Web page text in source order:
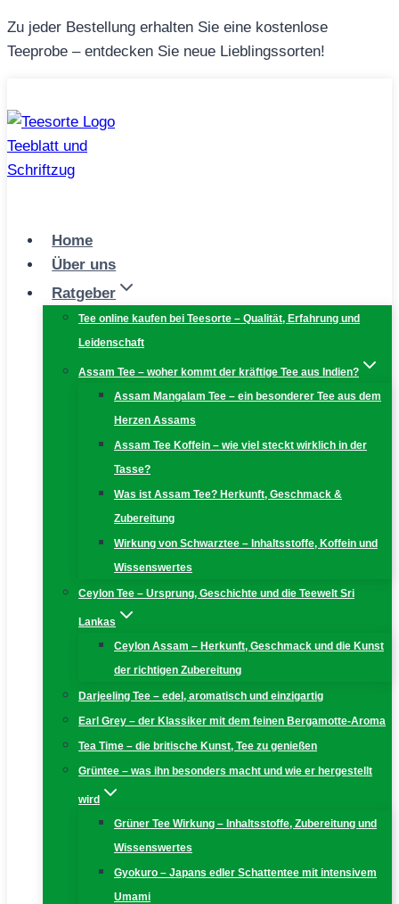
Zum
Inhalt
Zu jeder Bestellung erhalten Sie eine kostenlose
Teeprobe – entdecken Sie neue Lieblingssorten!
Home
Über uns
Ratgeber
Tee online kaufen bei Teesorte – Qualität, Erfahrung und
Leidenschaft
Assam Tee – woher kommt der kräftige Tee aus Indien?
Assam Mangalam Tee – ein besonderer Tee aus dem
Herzen Assams
Assam Tee Koffein – wie viel steckt wirklich in der
Tasse?
Was ist Assam Tee? Herkunft, Geschmack &
Zubereitung
Wirkung von Schwarztee – Inhaltsstoffe, Koffein und
Wissenswertes
Ceylon Tee – Ursprung, Geschichte und die Teewelt Sri
Lankas
Ceylon Assam – Herkunft, Geschmack und die Kunst
der richtigen Zubereitung
Darjeeling Tee – edel, aromatisch und einzigartig
Earl Grey – der Klassiker mit dem feinen Bergamotte-Aroma
Tea Time – die britische Kunst, Tee zu genießen
Grüntee – was ihn besonders macht und wie er hergestellt
wird
Grüner Tee Wirkung – Inhaltsstoffe, Zubereitung und
Wissenswertes
Gyokuro – Japans edler Schattentee mit intensivem
Umami